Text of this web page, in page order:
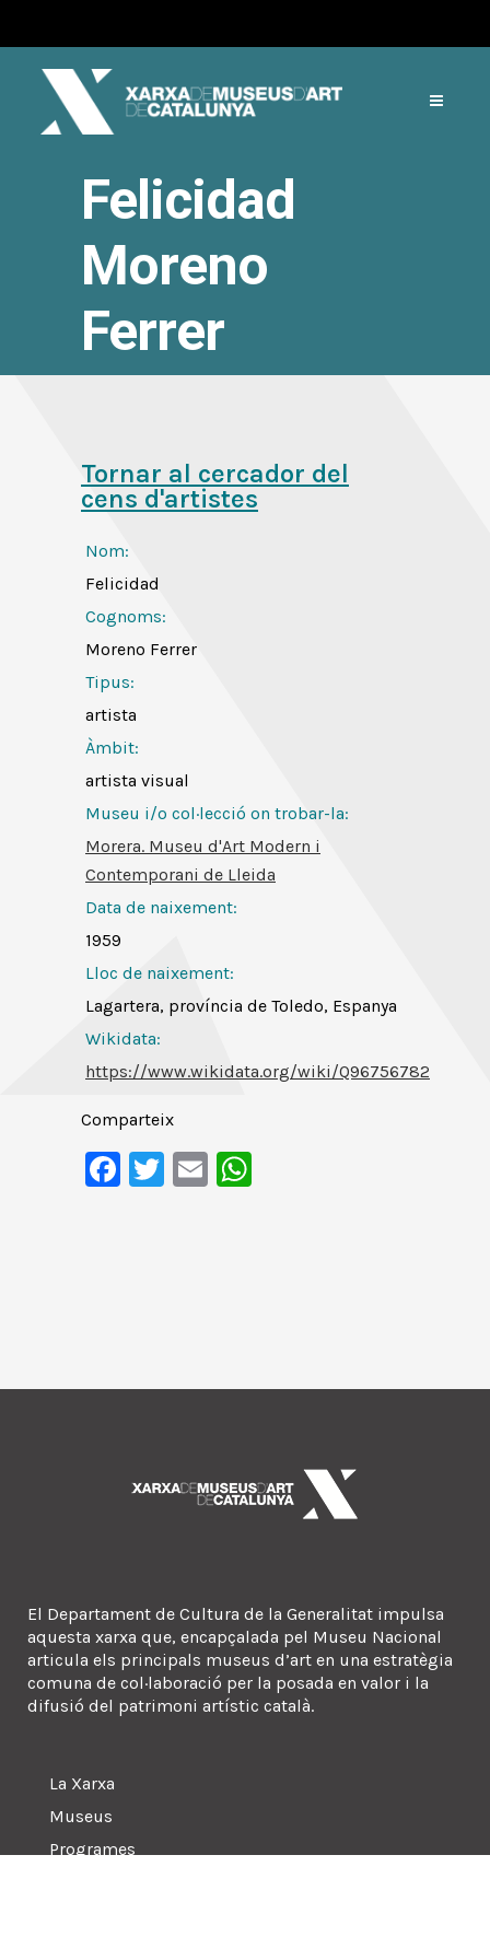
Felicidad
Moreno
Ferrer
Tornar al cercador del
cens d'artistes
Nom:
Felicidad
Cognoms:
Moreno Ferrer
Tipus:
artista
Àmbit:
artista visual
Museu i/o col·lecció on trobar-la:
Morera. Museu d'Art Modern i
Contemporani de Lleida
Data de naixement:
1959
Lloc de naixement:
Lagartera, província de Toledo, Espanya
Wikidata:
https://www.wikidata.org/wiki/Q96756782
Comparteix
Facebook
Twitter
Email
El Departament de Cultura de la Generalitat impulsa
aquesta xarxa que, encapçalada pel Museu Nacional
articula els principals museus d’art en una estratègia
comuna de col·laboració per la posada en valor i la
difusió del patrimoni artístic català.
La Xarxa
Museus
Programes